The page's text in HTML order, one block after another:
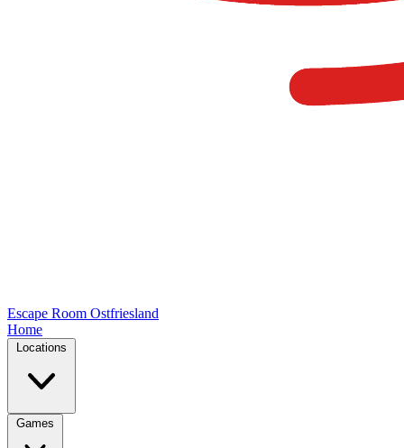
Escape Room Ostfriesland
Home
Locations
Games